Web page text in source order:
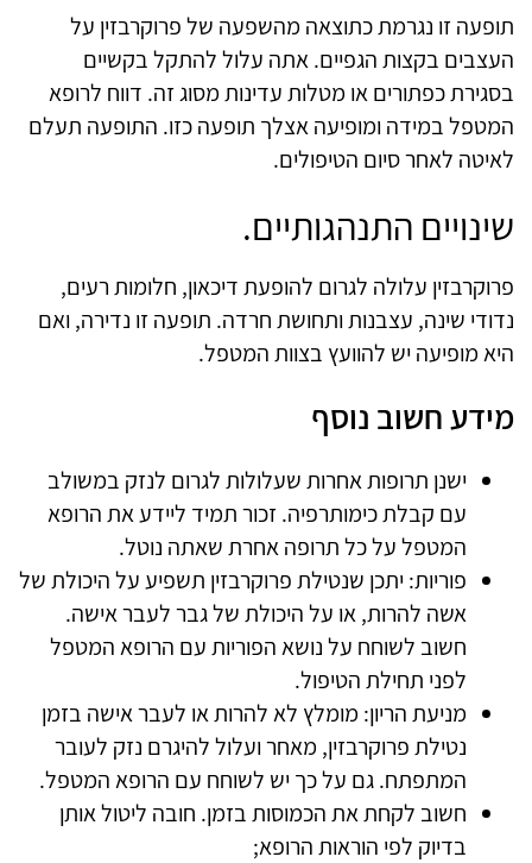
תופעה זו נגרמת כתוצאה מהשפעה של פרוקרבזין על
העצבים בקצות הגפיים. אתה עלול להתקל בקשיים
בסגירת כפתורים או מטלות עדינות מסוג זה. דווח לרופא
המטפל במידה ומופיעה אצלך תופעה כזו. התופעה תעלם
לאיטה לאחר סיום הטיפולים.
שינויים התנהגותיים.
פרוקרבזין עלולה לגרום להופעת דיכאון, חלומות רעים,
נדודי שינה, עצבנות ותחושת חרדה. תופעה זו נדירה, ואם
היא מופיעה יש להוועץ בצוות המטפל.
מידע חשוב נוסף
ישנן תרופות אחרות שעלולות לגרום לנזק במשולב
עם קבלת כימותרפיה. זכור תמיד ליידע את הרופא
המטפל על כל תרופה אחרת שאתה נוטל.
פוריות: יתכן שנטילת פרוקרבזין תשפיע על היכולת של
אשה להרות, או על היכולת של גבר לעבר אישה.
חשוב לשוחח על נושא הפוריות עם הרופא המטפל
לפני תחילת הטיפול.
מניעת הריון: מומלץ לא להרות או לעבר אישה בזמן
נטילת פרוקרבזין, מאחר ועלול להיגרם נזק לעובר
המתפתח. גם על כך יש לשוחח עם הרופא המטפל.
חשוב לקחת את הכמוסות בזמן. חובה ליטול אותן
בדיוק לפי הוראות הרופא;